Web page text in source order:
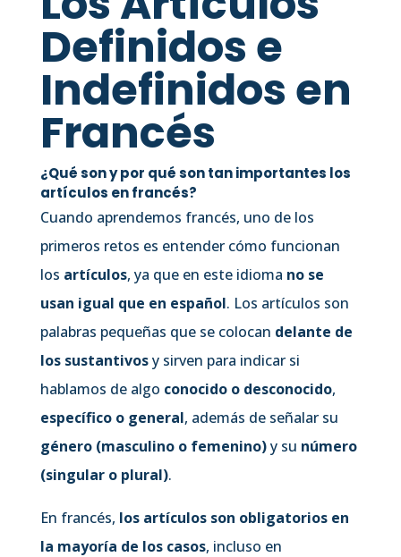
Definidos e
Indefinidos en
Francés
¿Qué son y por qué son tan importantes los
artículos en francés?
Cuando aprendemos francés, uno de los
primeros retos es entender cómo funcionan
los artículos, ya que en este idioma no se
usan igual que en español. Los artículos son
palabras pequeñas que se colocan delante de
los sustantivosy sirven para indicar si
hablamos de algo conocido o desconocido,
específico o general, además de señalar su
género (masculino o femenino)y su número
(singular o plural).
En francés, los artículos son obligatorios en
la mayoría de los casos, incluso en